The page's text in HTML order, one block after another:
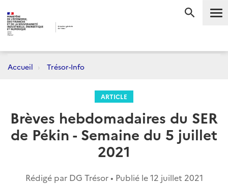
Accueil Trésor-Info
ARTICLE
Brèves hebdomadaires du SER
de Pékin - Semaine du 5 juillet
2021
Rédigé par DG Trésor • Publié le12 juillet 2021